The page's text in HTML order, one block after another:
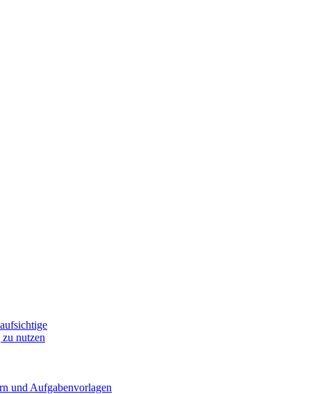
nutzen
und Aufgabenvorlagen